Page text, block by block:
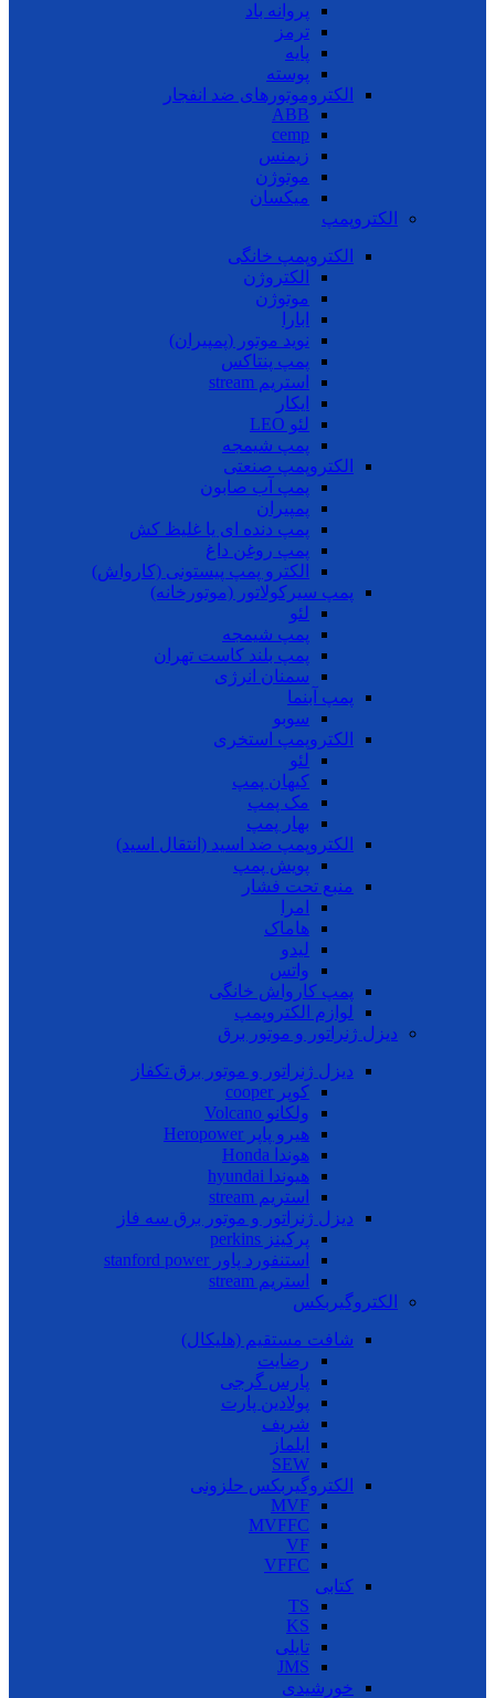
پروانه باد
ترمز
پایه
پوسته
الکتروموتورهای ضد انفجار
ABB
cemp
زیمنس
موتوژن
میکسان
الکتروپمپ
الکتروپمپ خانگی
الکتروژن
موتوژن
ابارا
نوید موتور (پمپیران)
پمپ پنتاکس
استریم stream
ایکار
لئو LEO
پمپ شیمجه
الکتروپمپ صنعتی
پمپ آب صابون
پمپیران
پمپ دنده ای یا غلیظ کش
پمپ روغن داغ
الکترو پمپ پیستونی (کارواش)
پمپ سیرکولاتور (موتورخانه)
لئو
پمپ شیمجه
پمپ بلند کاست تهران
سمنان انرژی
پمپ آبنما
سوبو
الکتروپمپ استخری
لئو
کیهان پمپ
مک پمپ
بهار پمپ
الکتروپمپ ضد اسید (انتقال اسید)
پویش پمپ
منبع تحت فشار
امرا
هاماک
لیدو
واتس
پمپ کارواش خانگی
لوازم الکتروپمپ
دیزل ژنراتور و موتور برق
دیزل ژنراتور و موتور برق تکفاز
کوپر cooper
ولکانو Volcano
هیرو پاپر Heropower
هوندا Honda
هیوندا hyundai
استریم stream
دیزل ژنراتور و موتور برق سه فاز
پرکینز perkins
استنفورد پاور stanford power
استریم stream
الکتروگیربکس
شافت مستقیم (هلیکال)
رضایت
پارس گرجی
پولادین پارت
شریف
ایلماز
SEW
الکتروگیربکس حلزونی
MVF
MVFFC
VF
VFFC
کتابی
TS
KS
تایلی
JMS
خورشیدی